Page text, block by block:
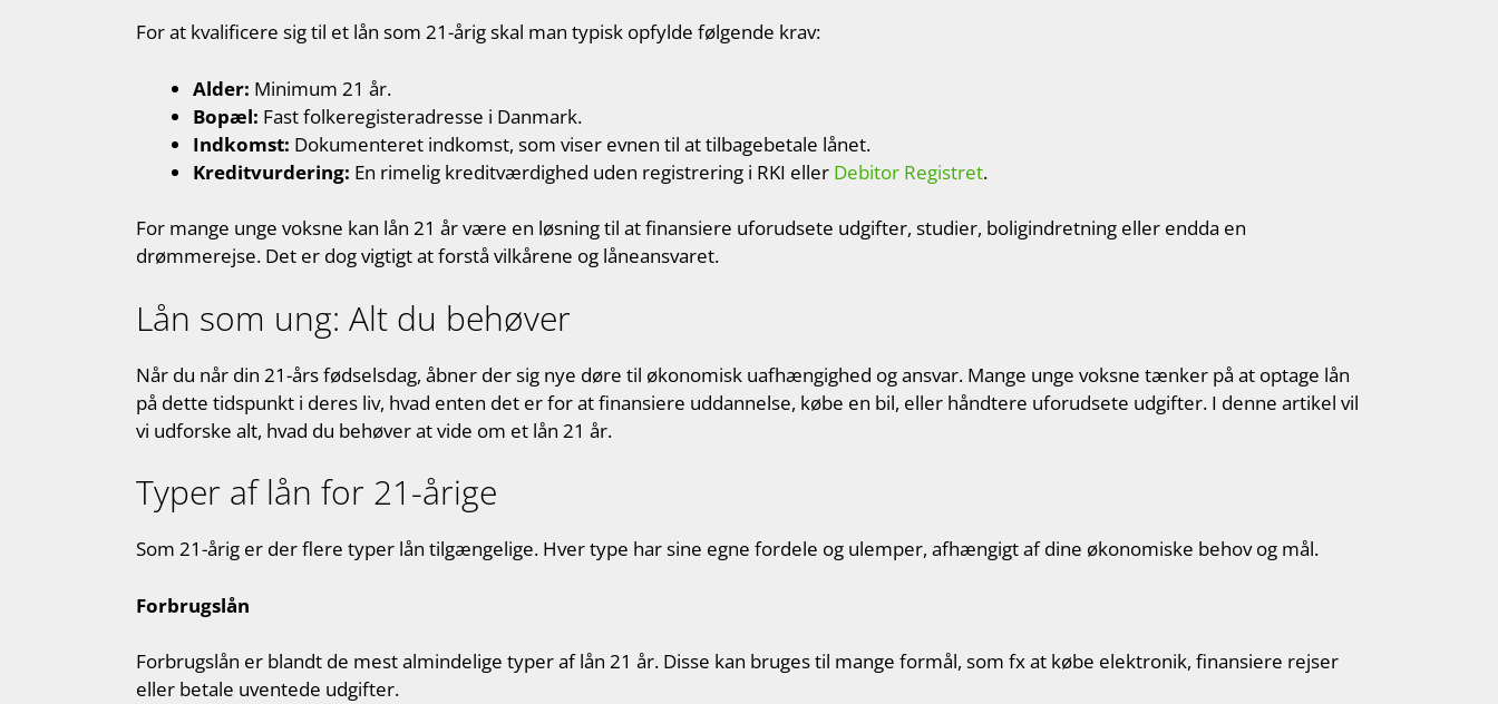
For at kvalificere sig til et lån som 21-årig skal man typisk opfylde følgende krav:
Alder: Minimum 21 år.
Bopæl: Fast folkeregisteradresse i Danmark.
Indkomst: Dokumenteret indkomst, som viser evnen til at tilbagebetale lånet.
Kreditvurdering: En rimelig kreditværdighed uden registrering i RKI eller Debitor Registret.
For mange unge voksne kan lån 21 år være en løsning til at finansiere uforudsete udgifter, studier, boligindretning eller endda en
drømmerejse. Det er dog vigtigt at forstå vilkårene og låneansvaret.
Lån som ung: Alt du behøver
Når du når din 21-års fødselsdag, åbner der sig nye døre til økonomisk uafhængighed og ansvar. Mange unge voksne tænker på at optage lån
på dette tidspunkt i deres liv, hvad enten det er for at finansiere uddannelse, købe en bil, eller håndtere uforudsete udgifter. I denne artikel vil
vi udforske alt, hvad du behøver at vide om et lån 21 år.
Typer af lån for 21-årige
Som 21-årig er der flere typer lån tilgængelige. Hver type har sine egne fordele og ulemper, afhængigt af dine økonomiske behov og mål.
Forbrugslån
Forbrugslån er blandt de mest almindelige typer af lån 21 år. Disse kan bruges til mange formål, som fx at købe elektronik, finansiere rejser
eller betale uventede udgifter.